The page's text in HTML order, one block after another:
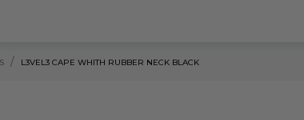
L3VEL3 CAPE WHITH RUBBER NECK BLACK